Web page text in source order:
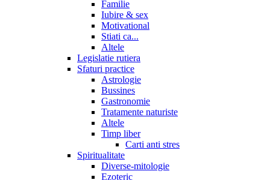
Familie
Iubire & sex
Motivational
Stiati ca...
Altele
Legislatie rutiera
Sfaturi practice
Astrologie
Bussines
Gastronomie
Tratamente naturiste
Altele
Timp liber
Carti anti stres
Spiritualitate
Diverse-mitologie
Ezoteric